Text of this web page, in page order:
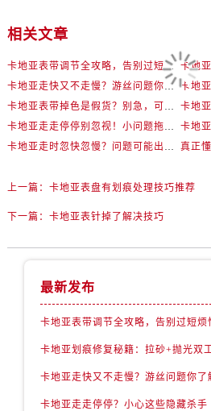
相关文章
卡地亚表带调节全攻略，告别过短烦恼
卡地亚走快又不走慢？游丝问题你了解多少？ 卡地
卡地亚表带掉色是假货？别急，可能是这些日常习惯惹的祸
卡地亚走走停停别忽视！小问题拖成大修很烧钱
卡地亚走时忽快忽慢？问题可能出在你睡觉时！
上一篇： 卡地亚表盘有划痕处理技巧推荐
下一篇： 卡地亚表针掉了解决技巧
最新发布
卡地亚表带调节全攻略，告别过短烦
卡地亚走走停停？小心这些隐藏杀手